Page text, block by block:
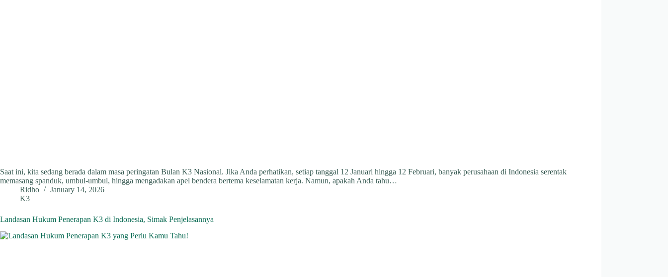
Saat ini, kita sedang berada dalam masa peringatan Bulan K3 Nasional. Jika Anda perhatikan, setiap tanggal 12 Januari hingga 12 Februari, banyak perusahaan di Indonesia serentak
memasang spanduk, umbul-umbul, hingga mengadakan apel bendera bertema keselamatan kerja. Namun, apakah Anda tahu…
Ridho
January 14, 2026
K3
Landasan Hukum Penerapan K3 di Indonesia, Simak Penjelasannya